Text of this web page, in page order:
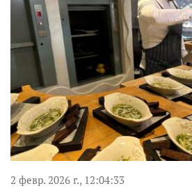
2 февр. 2026 г., 12:04:33